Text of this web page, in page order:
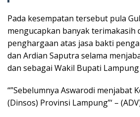
Pada kesempatan tersebut pula
mengucapkan banyak terimakasih
penghargaan atas jasa bakti
dan Ardian Saputra selama
dan sebagai Wakil Bupati
“”Sebelumnya Aswarodi menjabat
(Dinsos) Provinsi Lampung”‘ –